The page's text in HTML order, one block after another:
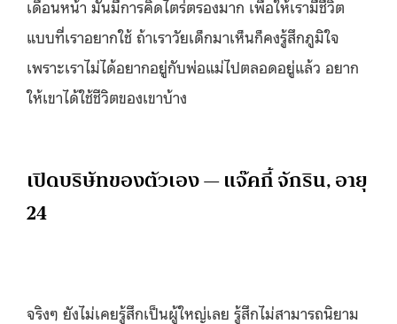
เดือนหน้า มันมีการคิดไตร่ตรองมาก เพื่อให้เรามีชีวิต
แบบที่เราอยากใช้ ถ้าเราวัยเด็กมาเห็นก็คงรู้สึกภูมิใจ
เพราะเราไม่ได้อยากอยู่กับพ่อแม่ไปตลอดอยู่แล้ว อยาก
ให้เขาได้ใช้ชีวิตของเขาบ้าง
เปิดบริษัทของตัวเอง — แจ๊คกี้ จักริน, อายุ
24
จริงๆ ยังไม่เคยรู้สึกเป็นผู้ใหญ่เลย รู้สึกไม่สามารถนิยาม